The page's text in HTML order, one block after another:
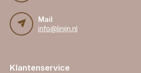
Mail
info@linijn.nl
Klantenservice